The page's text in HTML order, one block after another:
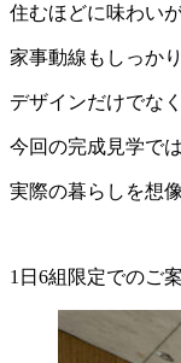
住むほどに味わい
家事動線もしっか
デザインだけでな
今回の完成見学では
実際の暮らしを想
1日6組限定でのご